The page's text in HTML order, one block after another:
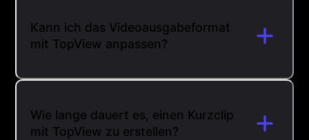
Kann ich das Videoausgabeformat
mit TopView anpassen?
Wie lange dauert es, einen Kurzclip
mit TopView zu erstellen?